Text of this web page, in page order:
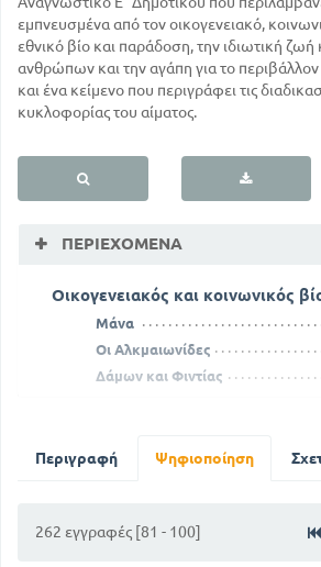
εμπνευσμένα από τον οικογενειακό,
εθνικό βίο και παράδοση, την ιδιωτική ζωή
ανθρώπων και την αγάπη για το περιβάλλον
και ένα κείμενο που περιγράφει τις
κυκλοφορίας του αίματος.
ΠΕΡΙΕΧΌΜΕΝΑ
Οικογενειακός και κοινωνικός
Μάνα
Οι Αλκμαιωνίδες
Δάμων και Φιντίας
Εκπολιτιστικός βίος
Η νυφίτσα
Περιγραφή Ψηφιοποίηση
262 εγγραφές [81 - 100]